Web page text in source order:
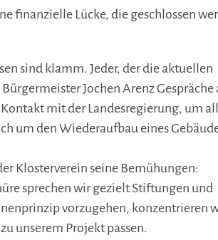
finanzielle Lücke, die geschlossen
sind klamm. Jeder, der die aktuellen
Jochen Arenz Gespräche
mit der Landesregierung, um
um den Wiederaufbau eines
Klosterverein seine Bemühungen:
sprechen wir gezielt Stiftungen und
vorzugehen, konzentrieren
unserem Projekt passen.